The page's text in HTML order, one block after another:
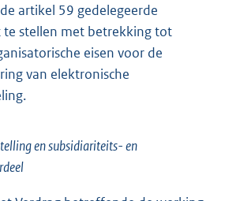
artikel 59 gedelegeerde
te stellen met betrekking tot
eisen voor de
van elektronische
en subsidiariteits- en